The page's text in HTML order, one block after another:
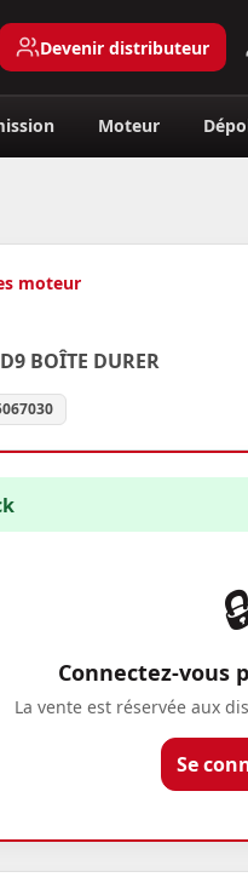
Devenir distributeur
Moteur
moteur
BOÎTE DURER
Connectez-vous
La vente est réservée aux
Se